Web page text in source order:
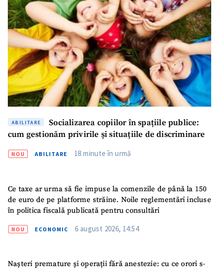
ABILITARE
Socializarea copiilor în spațiile publice:
cum gestionăm privirile și situațiile de discriminare
NOU ABILITARE 18 minute în urmă
Ce taxe ar urma să fie impuse la comenzile de până la 150
de euro de pe platforme străine. Noile reglementări incluse
în politica fiscală publicată pentru consultări
NOU ECONOMIC 6 august 2026, 14:54
Nașteri premature și operații fără anestezie: cu ce orori s-